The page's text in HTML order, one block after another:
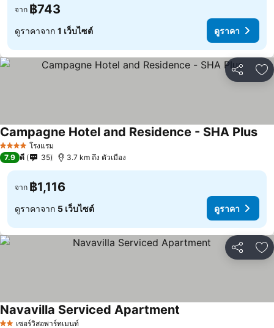
จาก ฿743
ดูราคาจาก 1 เว็บไซต์ ดูราคา
แชร์ เ
4 ดาว โรงแรม
Campagne Hotel and Residence - SHA Plusดูร
7.9 ดี 35 3.7 km ถึง ตัวเมือง
จาก ฿1,116
ดูราคาจาก 5 เว็บไซต์ ดูราคา
แชร์ เ
เซอร์วิสอพาร์ทเมนท์
Navavilla Serviced Apartment